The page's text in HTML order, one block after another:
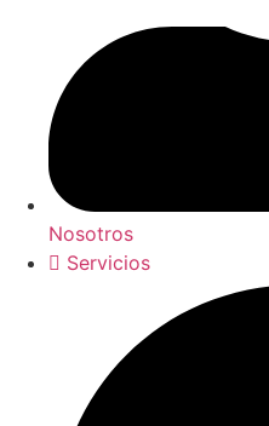
Nosotros
Servicios